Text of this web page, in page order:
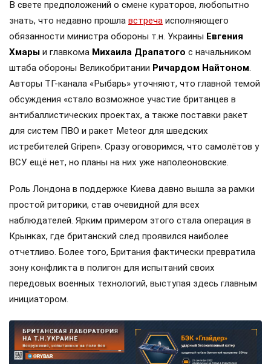
В свете предположений о смене кураторов, любопытно
знать, что недавно прошла встреча исполняющего
обязанности министра обороны т.н. Украины Евгения
Хмары и главкома Михаила Драпатого с начальником
штаба обороны Великобритании Ричардом Найтоном.
Авторы ТГ-канала «Рыбарь» уточняют, что главной темой
обсуждения «стало возможное участие британцев в
антибаллистических проектах, а также поставки ракет
для систем ПВО и ракет Meteor для шведских
истребителей Gripen». Сразу оговоримся, что самолётов у
ВСУ ещё нет, но планы на них уже наполеоновские.
Роль Лондона в поддержке Киева давно вышла за рамки
простой риторики, став очевидной для всех
наблюдателей. Ярким примером этого стала операция в
Крынках, где британский след проявился наиболее
отчетливо. Более того, Британия фактически превратила
зону конфликта в полигон для испытаний своих
передовых военных технологий, выступая здесь главным
инициатором.